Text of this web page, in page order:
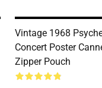
Vintage 1968
Concert Poster
Zipper Pouch